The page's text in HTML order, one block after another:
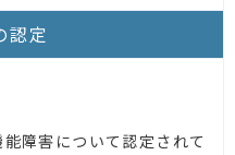
認定
障害について認定されて